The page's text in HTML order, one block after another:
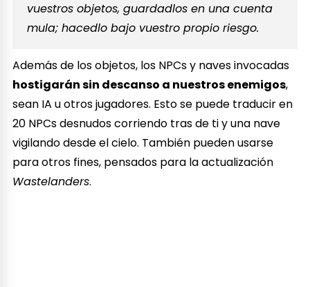
vuestros objetos, guardadlos en una cuenta
mula; hacedlo bajo vuestro propio riesgo.
Además de los objetos, los NPCs y naves invocadas
hostigarán sin descanso a nuestros enemigos,
sean IA u otros jugadores. Esto se puede traducir en
20 NPCs desnudos corriendo tras de ti y una nave
vigilando desde el cielo. También pueden usarse
para otros fines, pensados para la actualización
Wastelanders.